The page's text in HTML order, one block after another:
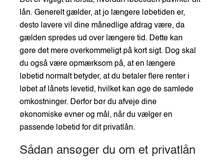
lån. Generelt gælder, at jo længere løbetiden er,
desto lavere vil dine månedlige afdrag være, da
gælden spredes ud over længere tid. Dette kan
gøre det mere overkommeligt på kort sigt. Dog skal
du også være opmærksom på, at en længere
løbetid normalt betyder, at du betaler flere renter i
løbet af lånets levetid, hvilket kan øge de samlede
omkostninger. Derfor bør du afveje dine
økonomiske evner og mål, når du vælger en
passende løbetid for dit privatlån.
Sådan ansøger du om et privatlån